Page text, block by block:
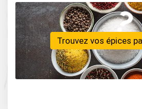
Trouvez vos épices